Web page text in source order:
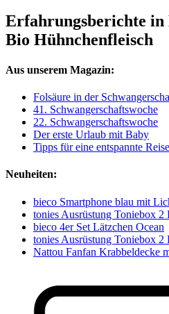
Erfahrungsberichte in
Bio Hühnchenfleisch
Aus unserem Magazin:
Folsäure in der
41. Schwangerschaftswoche
22. Schwangerschaftswoche
Der erste Urlaub mit Baby
Tipps für eine entspannte Reise
Neuheiten:
bieco Smartphone blau mit
tonies Ausrüstung Toniebox 2
bieco 4er Set Lätzchen Ocean
tonies Ausrüstung Toniebox 2
Nattou Fanfan Krabbeldecke